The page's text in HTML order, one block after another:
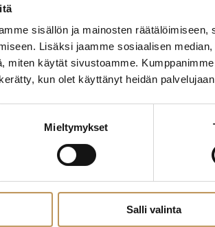
sisällön ja mainosten
Lisäksi jaamme sosiaalisen
miten käytät sivustoamme.
kun olet käyttänyt heidän
Mieltymykset
Salli valinta
"